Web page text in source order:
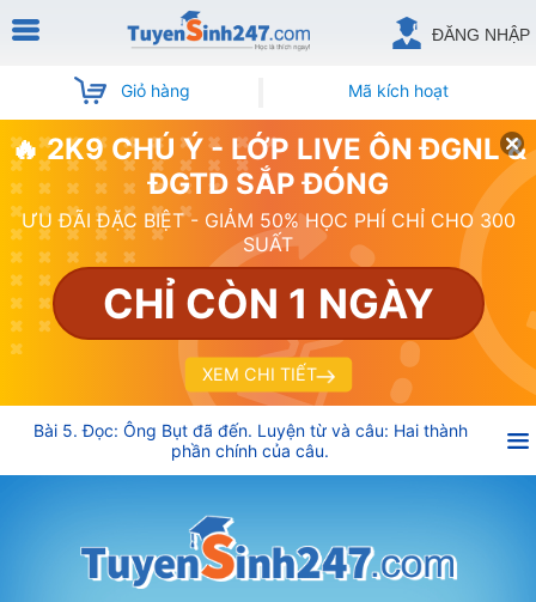
ĐĂNG NHẬP
Giỏ hàng Mã kích hoạt
🔥 2K9 CHÚ Ý - LỚP LIVE ÔN ĐGNL &
ĐGTD SẮP ĐÓNG
ƯU ĐÃI ĐẶC BIỆT - GIẢM 50% HỌC PHÍ CHỈ CHO 300
SUẤT
CHỈ CÒN 1 NGÀY
XEM CHI TIẾT
Bài 5. Đọc: Ông Bụt đã đến. Luyện từ và câu: Hai thành
phần chính của câu.